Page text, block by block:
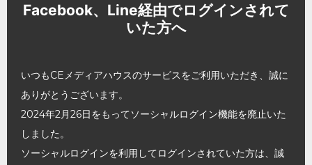
Facebook、Line経由でログインされて
いた方へ
いつもCEメディアハウスのサービスをご利用いただき、誠に
ありがとうございます。
2024年2月26日をもってソーシャルログイン機能を廃止いた
しました。
ソーシャルログインを利用してログインされていた方は、誠